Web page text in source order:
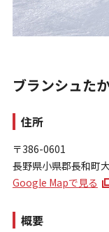
ログイン
お問い合わせ
特定商取引法に基づ
ブランシュた
住所
〒386-0601
長野県小県郡長和町
Google Mapで見る
概要